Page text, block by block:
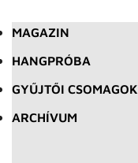
MAGAZIN
HANGPRÓBA
GYŰJTŐI CSOMAGOK
ARCHÍVUM